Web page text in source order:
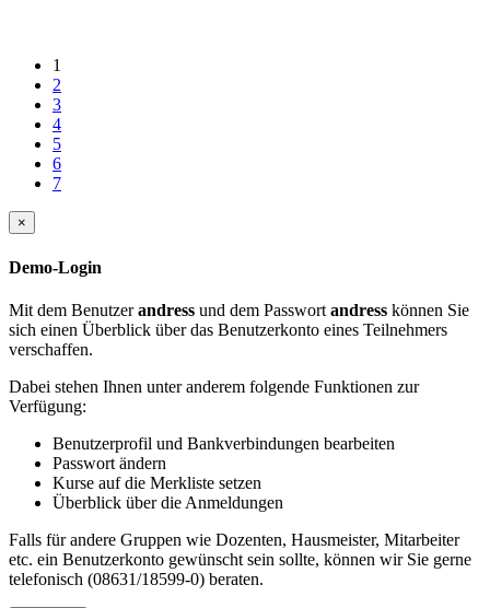
1
2
3
4
5
6
7
×
Demo-Login
Mit dem Benutzerandress und dem Passwort andress können Sie
sich einen Überblick über das Benutzerkonto eines Teilnehmers
verschaffen.
Dabei stehen Ihnen unter anderem folgende Funktionen zur
Verfügung:
Benutzerprofil und Bankverbindungen bearbeiten
Passwort ändern
Kurse auf die Merkliste setzen
Überblick über die Anmeldungen
Falls für andere Gruppen wie Dozenten, Hausmeister, Mitarbeiter
etc. ein Benutzerkonto gewünscht sein sollte, können wir Sie gerne
telefonisch (08631/18599-0) beraten.